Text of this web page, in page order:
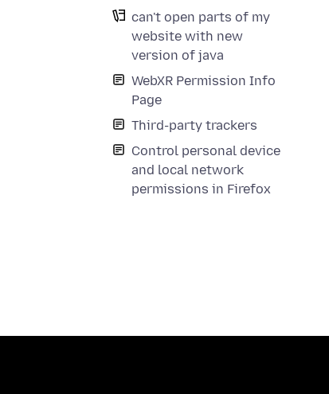
can't open parts of my
website with new
version of java
WebXR Permission Info
Page
Third-party trackers
Control personal device
and local network
permissions in Firefox